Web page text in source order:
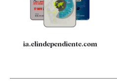
Especificaciones
ia.elindependiente.com